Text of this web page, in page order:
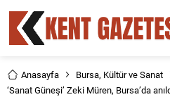
Anasayfa Bursa, Kültür ve Sanat
‘Sanat Güneşi’ Zeki Müren, Bursa’da